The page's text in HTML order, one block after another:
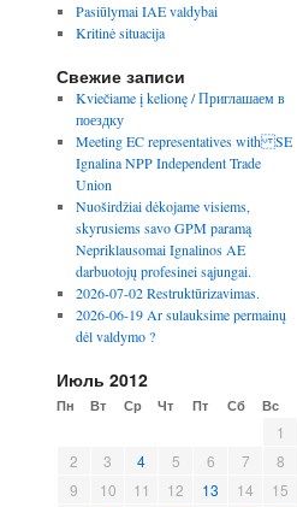
Pasiūlymai IAE valdybai
Kritinė situacija
Свежие записи
Kviečiame į kelionę / Приглашаем в
поездку
Meeting EC representatives with SE
Ignalina NPP Independent Trade
Union
Nuoširdžiai dėkojame visiems,
skyrusiems savo GPM paramą
Nepriklausomai Ignalinos AE
darbuotojų profesinei sąjungai.
2026-07-02 Restruktūrizavimas.
2026-06-19 Ar sulauksime permainų
dėl valdymo ?
Июль 2012
Пн Вт Ср Чт Пт Сб Вс
1
2
3 4 5 6 7
8
9
10 11 12 13 14
15